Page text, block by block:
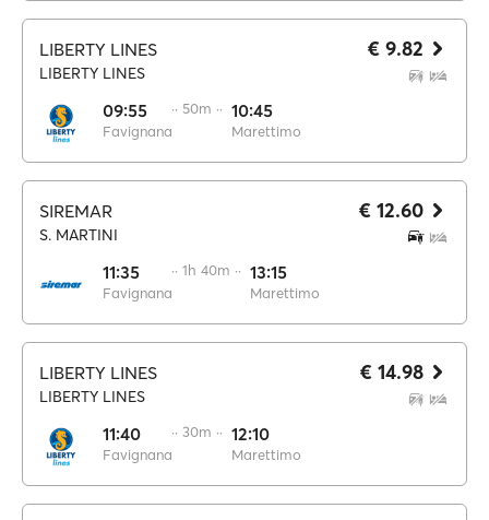
LIBERTY LINES
LIBERTY LINES
09:55
Favignana
·· 50m ·· 10:45
Marettimo
€ 9.82
SIREMAR
S. MARTINI
11:35
Favignana
·· 1h 40m ·· 13:15
Marettimo
€ 12.60
LIBERTY LINES
LIBERTY LINES
11:40
Favignana
·· 30m ·· 12:10
Marettimo
€ 14.98